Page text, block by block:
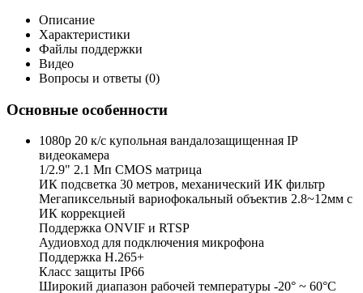
Описание
Характеристики
Файлы поддержки
Видео
Вопросы и ответы (0)
Основные особенности
1080p 20 к/с купольная вандалозащищенная IP
видеокамера
1/2.9" 2.1 Мп CMOS матрица
ИК подсветка 30 метров, механический ИК фильтр
Мегапиксельный вариофокальный объектив 2.8~12мм c
ИК коррекцией
Поддержка ONVIF и RTSP
Аудиовход для подключения микрофона
Поддержка H.265+
Класс защиты IP66
Широкий диапазон рабочей температуры -20° ~ 60°C